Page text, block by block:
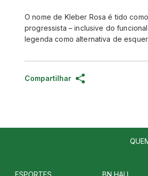
O nome de Kleber Rosa é tido
progressista – inclusive do
legenda como alternativa de
Compartilhar